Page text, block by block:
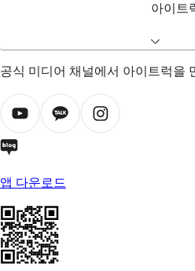
아이트
공식 미디어 채널에서 아이트럭을
앱 다운로드